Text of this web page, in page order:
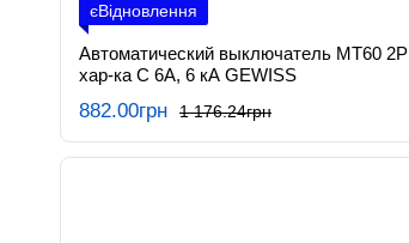
єВідновлення
Автоматический выключатель МТ60 2P
хар-ка C 6А, 6 кА GEWISS
1 176.24грн
882.00грн